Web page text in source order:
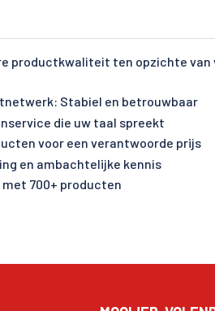
productkwaliteit ten opzichte van
Stabiel en betrouwbaar
die uw taal spreekt
voor een verantwoorde prijs
en ambachtelijke kennis
700+ producten